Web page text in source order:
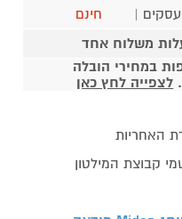
חינם
במחירי הובלה
לצפייה לחץ כאן
האחריות
קבוצת המילטון